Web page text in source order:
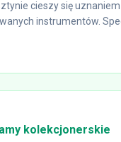
cieszy się
instrumentów.
kolekcjonerskie